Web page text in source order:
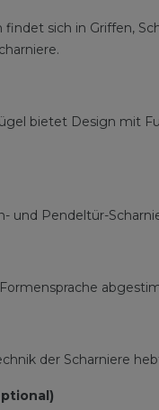
findet sich in Griffen,
bietet Design mit
und Pendeltür-
der Scharniere